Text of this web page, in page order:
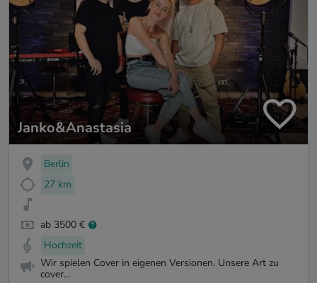
Janko&Anastasia
Berlin
27 km
ab 3500 €
Hochzeit
Wir spielen Cover in eigenen Versionen. Unsere Art zu
cover...